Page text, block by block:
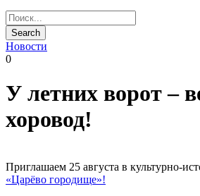
Новости
0
У летних ворот –
хоровод!
Приглашаем 25 августа в культурно-
«Царёво городище»!